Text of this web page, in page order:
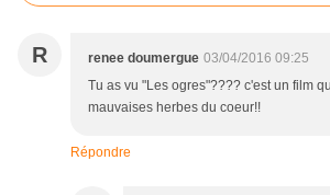
R renee doumergue 03/04/2016 09:25
Tu as vu "Les ogres"???? c'est un film
mauvaises herbes du coeur!!
Répondre